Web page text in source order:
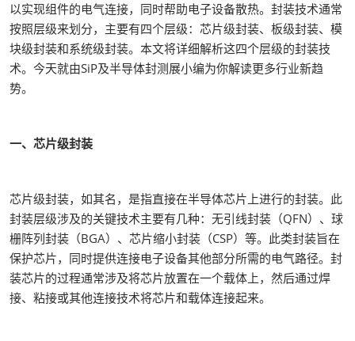
以实现组件的电气连接，同时帮助电子设备散热。封装技术通常
按照层级来划分，主要有四个层级：芯片级封装、板级封装、模
块级封装和系统级封装。本文将详细解析这四个层级的封装技
术。今天就由SiP及半导体封测展小编为你解读更多行业新趋
势。
一、芯片级封装
芯片级封装，如其名，是指直接在半导体芯片上进行的封装。此
封装层级涉及的关键技术主要有几种：无引线封装（QFN）、球
栅阵列封装（BGA）、芯片缩小封装（CSP）等。此类封装旨在
保护芯片，同时提供连接电子设备其他部分所需的电气路径。封
装芯片的过程通常涉及将芯片放置在一个载体上，然后通过焊
接、粘接或其他连接技术将芯片和载体连接起来。